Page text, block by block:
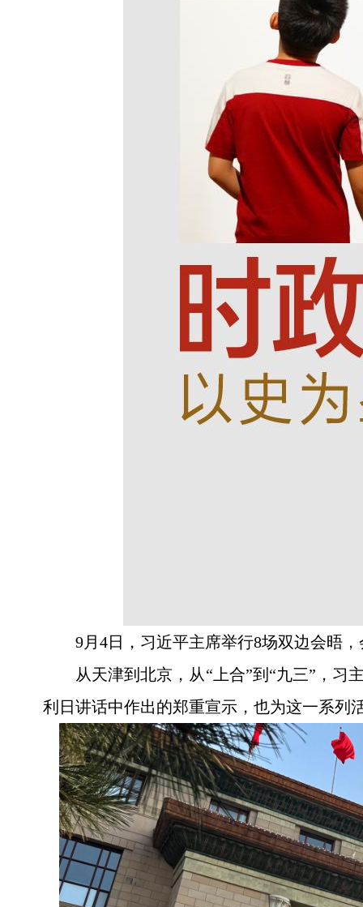
9月4日，习近平主席举行8场双边会晤
从天津到北京，从“上合”到“九三”，习
利日讲话中作出的郑重宣示，也为这一系列